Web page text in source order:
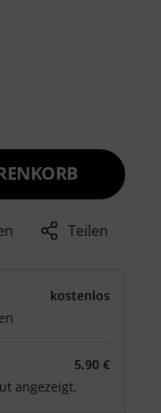
Teilen
kostenlos
5,90 €
angezeigt.